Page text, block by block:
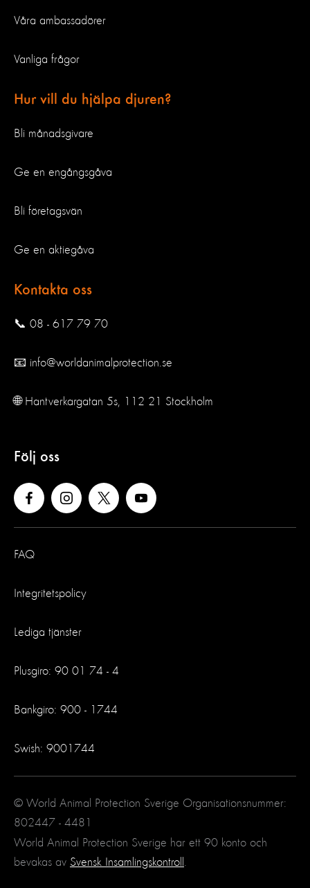
Våra ambassadörer
Vanliga frågor
Hur vill du hjälpa djuren?
Bli månadsgivare
Ge en engångsgåva
Bli företagsvän
Ge en aktiegåva
Kontakta oss
📞 08 - 617 79 70
📧 info@worldanimalprotection.se
🌐 Hantverkargatan 5s, 112 21 Stockholm
Följ oss
FAQ
Integritetspolicy
Lediga tjänster
Plusgiro: 90 01 74 - 4
Bankgiro: 900 - 1744
Swish: 9001744
© World Animal Protection Sverige Organisationsnummer:
802447 - 4481
World Animal Protection Sverige har ett 90 konto och
bevakas av Svensk Insamlingskontroll